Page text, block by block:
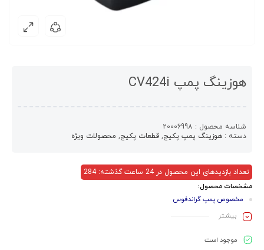
هوزینگ پمپ CV424i
شناسه محصول : 20006998
دسته : هوزینگ پمپ پکیج, قطعات پکیج, محصولات ویژه
تعداد بازدیدهای این محصول در 24 ساعت گذشته: 284
مشخصات محصول:
مخصوص پمپ گراندفوس
جنس پلیمری
این محصول مورد استفاده در دستگاهای زیر می‌باشد:
بیشـتر
موجود است